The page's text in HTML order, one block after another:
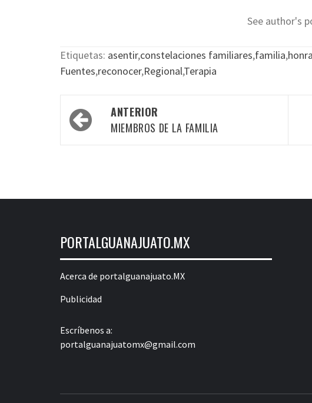
See author's
Etiquetas: asentir,constelaciones familiares,familia,
Fuentes,reconocer,Regional,Terapia
Navegación
por
ANTERIOR
MIEMBROS DE LA FAMILIA
PORTALGUANAJUATO.MX
Acerca de portalguanajuato.MX
Publicidad
Escríbenos a:
portalguanajuatomx@gmail.com